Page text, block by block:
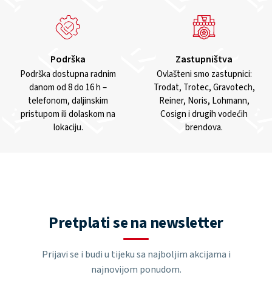
Podrška
Podrška dostupna radnim
danom od 8 do 16 h –
telefonom, daljinskim
pristupom ili dolaskom na
lokaciju.
Zastupništva
Ovlašteni smo zastupnici:
Trodat, Trotec, Gravotech,
Reiner, Noris, Lohmann,
Cosign i drugih vodećih
brendova.
Pretplati se na newsletter
Prijavi se i budi u tijeku sa najboljim akcijama i
najnovijom ponudom.